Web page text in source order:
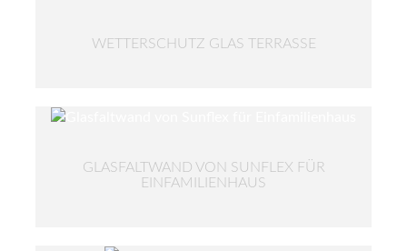
WETTERSCHUTZ GLAS TERRASSE
GLASFALTWAND VON SUNFLEX FÜR
EINFAMILIENHAUS